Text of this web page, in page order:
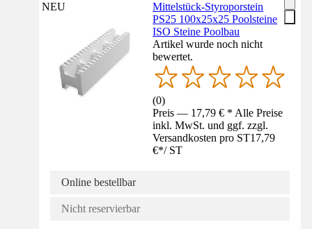
NEU
Mittelstück-Styroporstein
PS25 100x25x25 Poolsteine
ISO Steine Poolbau
Artikel wurde noch nicht
bewertet.
(0)
Preis — 17,79 € * Alle Preise
inkl. MwSt. und ggf. zzgl.
Versandkosten pro ST17,79
€*/ ST
Online bestellbar
Nicht reservierbar